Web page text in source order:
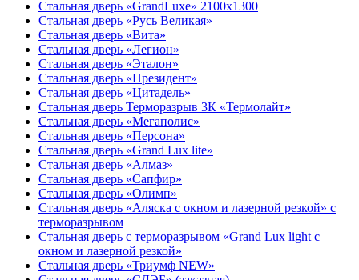
Стальная дверь «GrandLuxe» 2100х1300
Стальная дверь «Русь Великая»
Стальная дверь «Вита»
Стальная дверь «Легион»
Стальная дверь «Эталон»
Стальная дверь «Президент»
Стальная дверь «Цитадель»
Стальная дверь Терморазрыв 3К «Термолайт»
Стальная дверь «Мегаполис»
Стальная дверь «Персона»
Стальная дверь «Grand Lux lite»
Стальная дверь «Алмаз»
Стальная дверь «Сапфир»
Стальная дверь «Олимп»
Стальная дверь «Аляска с окном и лазерной резкой» с
терморазрывом
Стальная дверь с терморазрывом «Grand Lux light с
окном и лазерной резкой»
Стальная дверь «Триумф NEW»